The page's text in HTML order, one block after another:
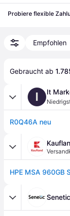
Probiere flexible
Empfohlen
Gebraucht ab
I It
R0Q46A neu
Senetic